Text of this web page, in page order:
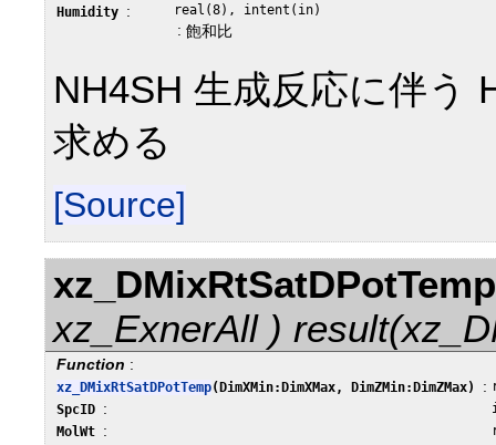
Humidity : real(8), intent(in)
: 飽和比
NH4SH 生成反応に伴う
求める
[Source]
xz_DMixRtSatDPotTemp
xz_ExnerAll )
Function :
xz_DMixRtSatDPotTemp(DimXMin:DimXMax, DimZMin:DimZMax) :
SpcID :
MolWt :